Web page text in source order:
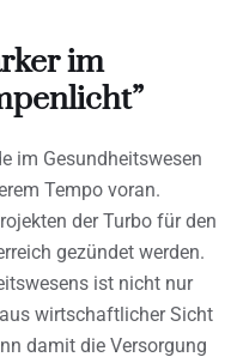
im
im Gesundheitswesen
Tempo voran.
der Turbo für den
gezündet werden.
ist nicht nur
wirtschaftlicher Sicht
damit die Versorgung